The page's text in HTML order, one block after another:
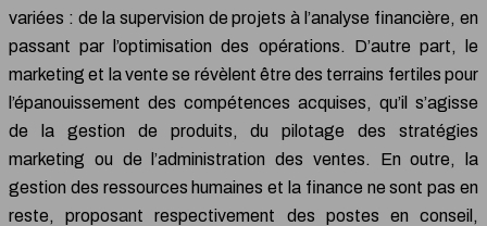
variées : de la supervision de projets à l’analyse financière, en
passant par l’optimisation des opérations. D’autre part, le
marketing et la vente se révèlent être des terrains fertiles pour
l’épanouissement des compétences acquises, qu’il s’agisse
de la gestion de produits, du pilotage des stratégies
marketing ou de l’administration des ventes. En outre, la
gestion des ressources humaines et la finance ne sont pas en
reste, proposant respectivement des postes en conseil,